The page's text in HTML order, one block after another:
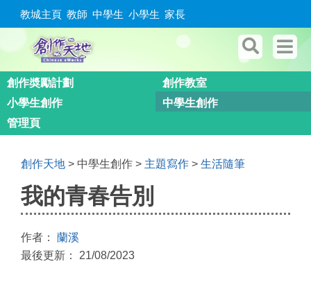
教城主頁 教師 中學生 小學生 家長
創作奬勵計劃
創作教室
小學生創作
中學生創作
管理頁
創作天地 > 中學生創作 > 主題寫作 > 生活隨筆
我的青春告別
作者： 蘭溪
最後更新： 21/08/2023